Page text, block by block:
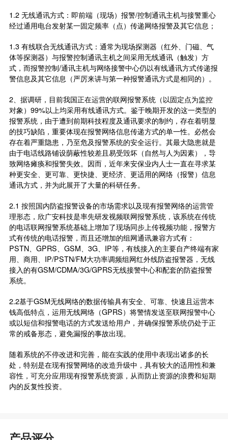
1.2 无线通讯方式：即前端（现场）报警/控制通讯主机与接警重心
经过通用电台发射某一固定频率（点）传递网络报警及其它信息；
1.3 有线联合无线通讯方式：通常为现场探测器（红外、门磁、气
体等探测器）与报警控制通讯主机之间采用无线通讯（触发）方
式，而报警控制/通讯主机与网络接警中心仍以有线通讯方式传递报
警信息及其它信息（严厉来讲与第一种报警通讯方式是相同的）。
2、据调研，目前我国正在运营的联网报警系统（以固定点为监控
对象）99%以上均采用有线通讯方式。鉴于晚期开发的这一类型的
报警系统，由于遭到前期科技程度及通讯要求的制约，存在着明显
的技巧缺陷，重要体现在报警网络信息传递方式的单一性。必然会
存在着严重隐患，乃至危及报警系统的安全运行。其最大隐患就是
由于电话线路铺设荫蔽性较差且易受毁坏（自然与人为因素），导
致网络瘫痪和报警失效。因而，近年来安保业内人士一直在寻求某
种更安全、更可靠、更快捷、更经济、更适用的网络（报警）信息
通讯方式，并为此展开了大量的科研任务。
2.1 按照国内防盗报警设备的市场需求以及现有报警网络的运营管
理形态，欣广安科技是率先研发视频联网报警系统，该系统在传统
的电话联网报警系统基础上增加了现场同步上传视频功能，报警方
式有传统的电话报警，而且还增加的组网通讯兼容方式有：
PSTN、GPRS、GSM、3G、IP等，有线接入的主要自产终端有家
用、商用、IP/PSTN/FM大功率调频组网红外线防盗报警器，无线
接入的有GSM/CDMA/3G/GPRS无线接警中心和配套的防盗报警
系统。
2.2基于GSM无线网络的数据传输具有安全、可靠、快速且运营本
钱高低特点，运用无线网络（GPRS）将警情发送至联网报警中心
或以短信和报警电话的方式发送给用户，并确保报警系统仍处于正
常的戒备形态，避免漏报的事故出现。
随着系统的不停改进和完善，能在实践的使用中表现出诸多的长
处，特别是在现有报警网络的改造升级中，具有较大的适用性和兼
容性，可充分应用现有报警系统资源，从而防止资源的浪费和短期
内的反复性投资。